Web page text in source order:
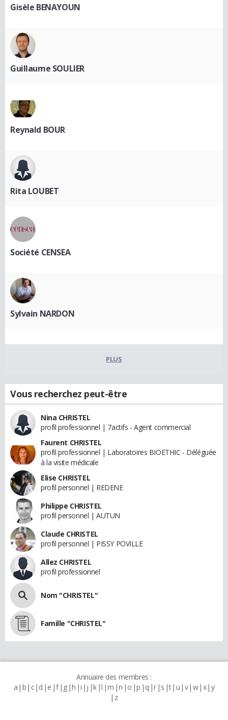
Gisèle BENAYOUN
Guillaume SOULIER
Reynald BOUR
Rita LOUBET
Société CENSEA
Sylvain NARDON
PLUS
Vous recherchez peut-être
Nina CHRISTEL
profil professionnel | 7actifs - Agent commercial
Faurent CHRISTEL
profil professionnel | Laboratoires BIOETHIC - Déléguée
à la visite médicale
Elise CHRISTEL
profil personnel | REDENE
Philippe CHRISTEL
profil personnel | AUTUN
Claude CHRISTEL
profil personnel | PISSY POVILLE
Allez CHRISTEL
profil professionnel
Nom "CHRISTEL"
Famille "CHRISTEL"
Annuaire des membres :
a b c d e f g h i j k l m n o p q r s t u v w x y
z